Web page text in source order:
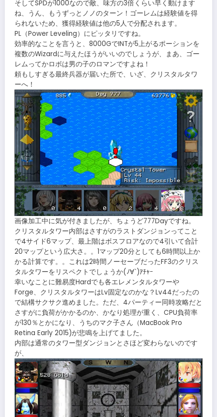
そしてSPDが1000なので敵、味方の3倍くらい早く動けます
ね、うん、もうずっとノノのターン！ゴーレムは経験値を得
られないため、獲得経験値は他の5人で分配されます。
PL（Power Leveling）にピッタリですね。
効率的なことを言うと、8000GでINTが5上がるポーションを
複数のWizardに与えたほうがいいのでしょうが、まあ、ゴー
レムってかロボは男の子のロマンですよね！
頼もしすぎる最終兵器が届いた所で、いざ、クリスタルタワ
ーへ！
画像加工中に気が付きましたが、ちょうど777Dayですね。
クリスタルタワー内部はさすがのラストダンジョンってこと
で4サイド6マップ、最上階はボスフロアなので4引いて合計
20マップという広大さ。。1マップ20分としても6時間以上か
かる計算です。。これは2時間ノーセーブだったFF3のクリス
タルタワーをリスペクトでしょうか(ﾉ∀`)ｱﾁｬｰ
幸いなことに難易度Hardでも各エレメンタルタワーや
Forge、クリスタルタワーはLv固定なのかな？Lv44だったの
で結構サクサク進めました。ただ、4パーティー同時攻略だと
さすがに負荷がかかるのか、かなり処理が重く、CPU負荷率
が130％とかになり、うちのマク子さん（MacBook Pro
Retina Early 2015)が悲鳴を上げてました。
内部は通常のタワー型ダンジョンとさほど変わらないのです
が、